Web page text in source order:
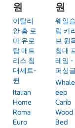
원
이탈리
안 홈 로
마 유로
탑 매트
리스 침
대세트-
퀸
Italian
Home
Roma
Euro
원
웨일슬
립 카
브 원
침대
레임 -
퍼싱글
Eep
Carib
Wood
Bed